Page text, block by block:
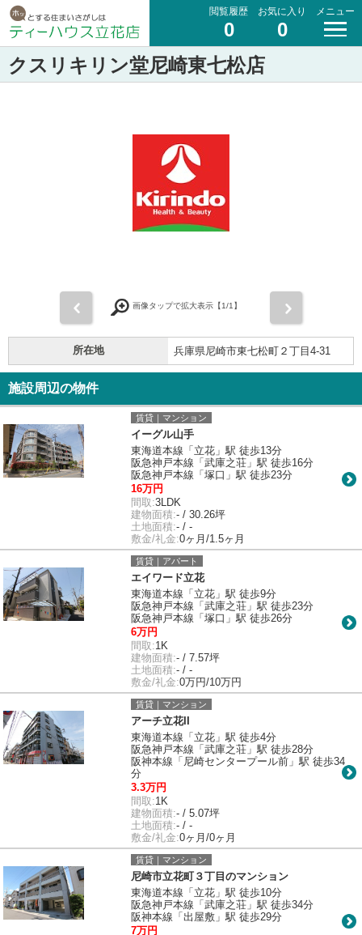
閲覧履歴
0
お気に入り
0
メニュー
クスリキリン堂尼崎東七松店
画像タップで拡大表示【1/1】
所在地 兵庫県尼崎市東七松町２丁目4-31
施設周辺の物件
賃貸｜マンション
イーグル山手
東海道本線「立花」駅 徒歩13分
阪急神戸本線「武庫之荘」駅 徒歩16分
阪急神戸本線「塚口」駅 徒歩23分
16万円
間取:3LDK
建物面積:- / 30.26坪
土地面積:- / -
敷金/礼金:0ヶ月/1.5ヶ月
賃貸｜アパート
エイワード立花
東海道本線「立花」駅 徒歩9分
阪急神戸本線「武庫之荘」駅 徒歩23分
阪急神戸本線「塚口」駅 徒歩26分
6万円
間取:1K
建物面積:- / 7.57坪
土地面積:- / -
敷金/礼金:0万円/10万円
賃貸｜マンション
アーチ立花II
東海道本線「立花」駅 徒歩4分
阪急神戸本線「武庫之荘」駅 徒歩28分
阪神本線「尼崎センタープール前」駅 徒歩34
分
3.3万円
間取:1K
建物面積:- / 5.07坪
土地面積:- / -
敷金/礼金:0ヶ月/0ヶ月
賃貸｜マンション
尼崎市立花町３丁目のマンション
東海道本線「立花」駅 徒歩10分
阪急神戸本線「武庫之荘」駅 徒歩34分
阪神本線「出屋敷」駅 徒歩29分
7万円